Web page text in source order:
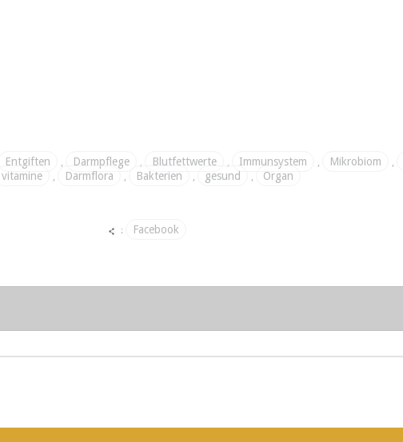
Entgiften , Darmpflege , Blutfettwerte , Immunsystem , Mikrobiom ,
vitamine , Darmflora , Bakterien , gesund , Organ
: Facebook